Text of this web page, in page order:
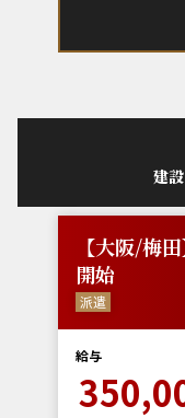
建
【大阪/梅
開始
派遣
給与